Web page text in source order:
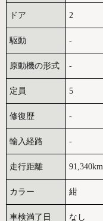
ドア 2
駆動 -
原動機の形式 -
定員 5
修復歴 -
輸入経路 -
走行距離 91,340km
カラー 紺
車検満了日 なし